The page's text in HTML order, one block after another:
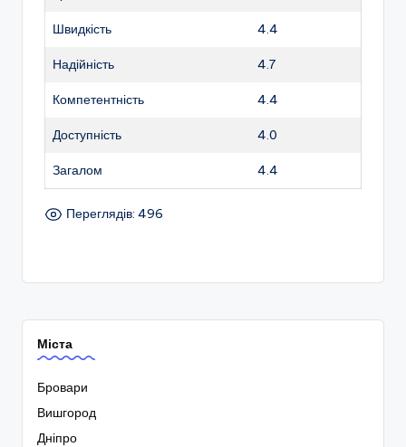
Швидкість 4.4
Надійність 4.7
Компетентність 4.4
Доступність 4.0
Загалом 4.4
Переглядів: 496
Міста
Бровари
Вишгород
Дніпро